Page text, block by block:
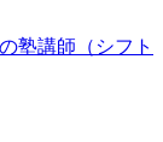
塾講師（シフト